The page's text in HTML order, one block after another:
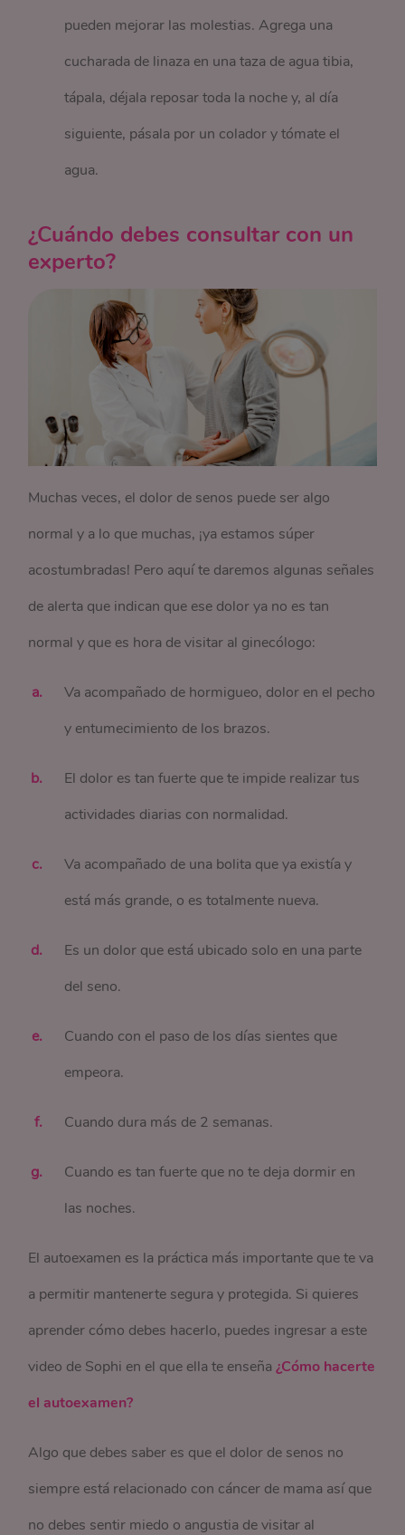
pueden mejorar las molestias. Agrega una
cucharada de linaza en una taza de agua tibia,
tápala, déjala reposar toda la noche y, al día
siguiente, pásala por un colador y tómate el
agua.
¿Cuándo debes consultar con un
experto?
Muchas veces, el dolor de senos puede ser algo
normal y a lo que muchas, ¡ya estamos súper
acostumbradas! Pero aquí te daremos algunas señales
de alerta que indican que ese dolor ya no es tan
normal y que es hora de visitar al ginecólogo:
Va acompañado de hormigueo, dolor en el pecho
y entumecimiento de los brazos.
El dolor es tan fuerte que te impide realizar tus
actividades diarias con normalidad.
Va acompañado de una bolita que ya existía y
está más grande, o es totalmente nueva.
Es un dolor que está ubicado solo en una parte
del seno.
Cuando con el paso de los días sientes que
empeora.
Cuando dura más de 2 semanas.
Cuando es tan fuerte que no te deja dormir en
las noches.
El autoexamen es la práctica más importante que te va
a permitir mantenerte segura y protegida. Si quieres
aprender cómo debes hacerlo, puedes ingresar a este
video de Sophi en el que ella te enseña¿Cómo hacerte
el autoexamen?
Algo que debes saber es que el dolor de senos no
siempre está relacionado con cáncer de mama así que
no debes sentir miedo o angustia de visitar al